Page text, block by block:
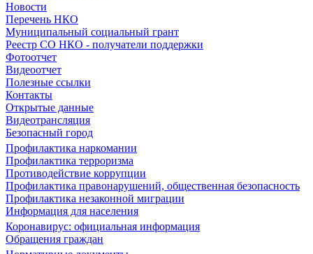
Новости
Перечень НКО
Муниципальный социальный грант
Реестр СО НКО - получатели поддержки
Фотоотчет
Видеоотчет
Полезные ссылки
Контакты
Открытые данные
Видеотрансляция
Безопасный город
Профилактика наркомании
Профилактика терроризма
Противодействие коррупции
Профилактика правонарушений, общественная безопасность
Профилактика незаконной миграции
Информация для населения
Коронавирус: официальная информация
Обращения граждан